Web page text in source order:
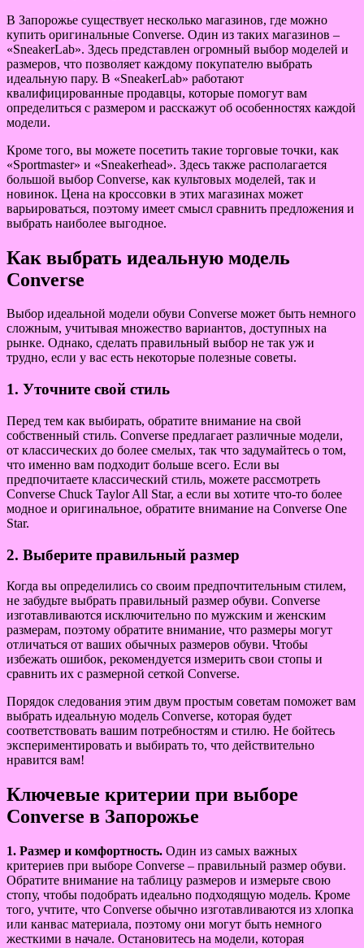
В Запорожье существует несколько магазинов, где можно
купить оригинальные Converse. Один из таких магазинов –
«SneakerLab». Здесь представлен огромный выбор моделей и
размеров, что позволяет каждому покупателю выбрать
идеальную пару. В «SneakerLab» работают
квалифицированные продавцы, которые помогут вам
определиться с размером и расскажут об особенностях каждой
модели.
Кроме того, вы можете посетить такие торговые точки, как
«Sportmaster» и «Sneakerhead». Здесь также располагается
большой выбор Converse, как культовых моделей, так и
новинок. Цена на кроссовки в этих магазинах может
варьироваться, поэтому имеет смысл сравнить предложения и
выбрать наиболее выгодное.
Как выбрать идеальную модель
Converse
Выбор идеальной модели обуви Converse может быть немного
сложным, учитывая множество вариантов, доступных на
рынке. Однако, сделать правильный выбор не так уж и
трудно, если у вас есть некоторые полезные советы.
1. Уточните свой стиль
Перед тем как выбирать, обратите внимание на свой
собственный стиль. Converse предлагает различные модели,
от классических до более смелых, так что задумайтесь о том,
что именно вам подходит больше всего. Если вы
предпочитаете классический стиль, можете рассмотреть
Converse Chuck Taylor All Star, а если вы хотите что-то более
модное и оригинальное, обратите внимание на Converse One
Star.
2. Выберите правильный размер
Когда вы определились со своим предпочтительным стилем,
не забудьте выбрать правильный размер обуви. Converse
изготавливаются исключительно по мужским и женским
размерам, поэтому обратите внимание, что размеры могут
отличаться от ваших обычных размеров обуви. Чтобы
избежать ошибок, рекомендуется измерить свои стопы и
сравнить их с размерной сеткой Converse.
Порядок следования этим двум простым советам поможет вам
выбрать идеальную модель Converse, которая будет
соответствовать вашим потребностям и стилю. Не бойтесь
экспериментировать и выбирать то, что действительно
нравится вам!
Ключевые критерии при выборе
Converse в Запорожье
1. Размер и комфортность. Один из самых важных
критериев при выборе Converse – правильный размер обуви.
Обратите внимание на таблицу размеров и измерьте свою
стопу, чтобы подобрать идеально подходящую модель. Кроме
того, учтите, что Converse обычно изготавливаются из хлопка
или канвас материала, поэтому они могут быть немного
жесткими в начале. Остановитесь на модели, которая